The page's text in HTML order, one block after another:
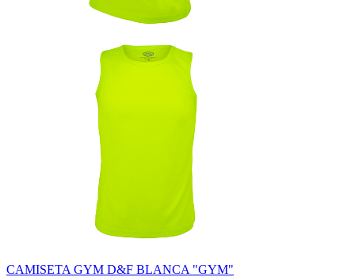
CAMISETA GYM D&F BLANCA "GYM"